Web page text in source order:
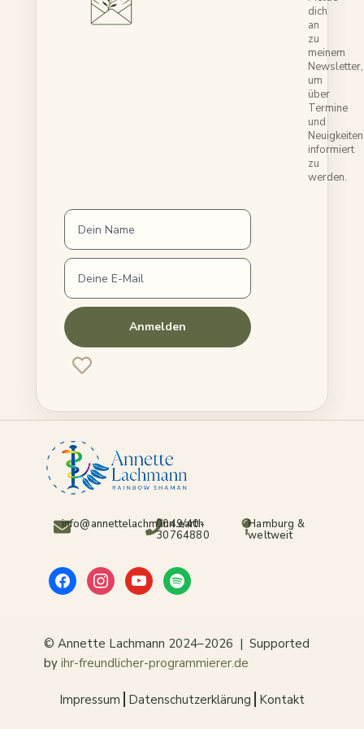
dich
an
zu
meinem
Newsletter,
um
über
Termine
und
Neuigkeiten
informiert
zu
werden.
Anmelden
info@annettelachmann.earth
0049/40-
30764880
Hamburg &
weltweit
© Annette Lachmann 2024–2026 | Supported
by ihr-freundlicher-programmierer.de
Impressum Datenschutzerklärung Kontakt